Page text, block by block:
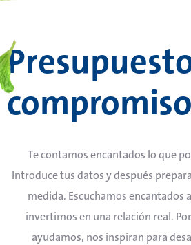
compromiso
Te contamos encantados lo que
Introduce tus datos y después
medida. Escuchamos encantados
invertimos en una relación real.
ayudamos, nos inspiran para